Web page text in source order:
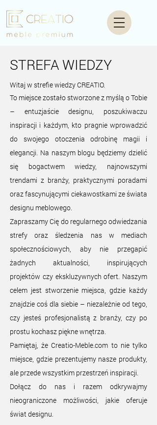
STREFA WIEDZY
Witaj w strefie wiedzy CREATIO.
To miejsce zostało stworzone z myślą o Tobie
– entuzjaście designu, poszukiwaczu
inspiracji i każdym, kto pragnie wprowadzić
do swojego otoczenia odrobinę magii i
elegancji. Na naszym blogu będziemy dzielić
się bogactwem wiedzy, najnowszymi
trendami z branży, praktycznymi poradami
oraz fascynującymi ciekawostkami ze świata
designu meblowego.
Zapraszamy Cię do regularnego odwiedzania
strefy oraz śledzenia nas w mediach
społecznościowych, aby nie przegapić
żadnych aktualności, inspirujących
projektów czy ekskluzywnych ofert. Naszym
celem jest stworzenie miejsca, gdzie każdy
znajdzie coś dla siebie – niezależnie od tego,
czy jesteś profesjonalistą z branży, czy po
prostu kochasz piękne wnętrza.
Pamiętaj, że Creatio-Meble.com to nie tylko
miejsce, gdzie prezentujemy nasze produkty,
ale przede wszystkim przestrzeń inspiracji.
Dołącz do nas i razem odkrywajmy
nieograniczone możliwości, jakie oferuje
świat designu.